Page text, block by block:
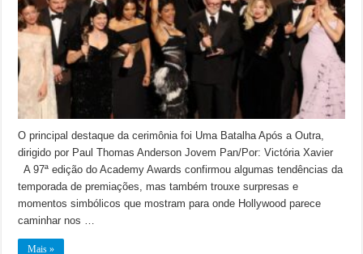
O principal destaque da cerimônia foi Uma Batalha Após a Outra,
dirigido por Paul Thomas Anderson Jovem Pan/Por: Victória Xavier
A 97ª edição do Academy Awards confirmou algumas tendências da
temporada de premiações, mas também trouxe surpresas e
momentos simbólicos que mostram para onde Hollywood parece
caminhar nos …
Mais »